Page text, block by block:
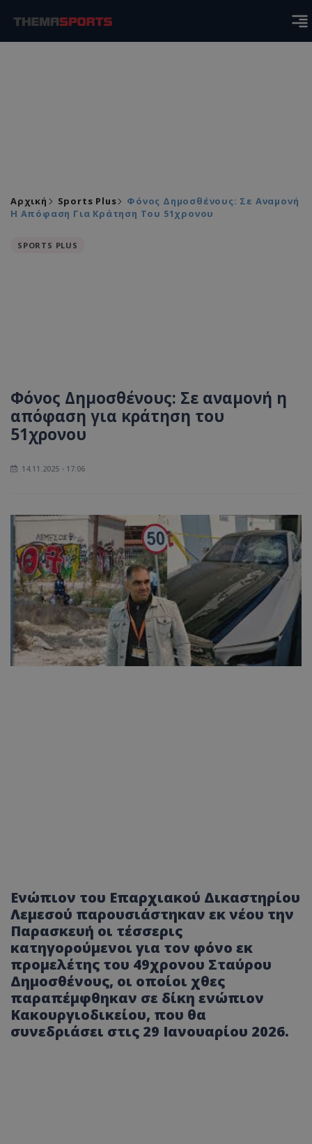
Αρχική Sports Plus
Φόνος Δημοσθένους: Σε Αναμονή
Η Απόφαση Για Κράτηση Του 51χρονου
SPORTS PLUS
Φόνος Δημοσθένους: Σε αναμονή η
απόφαση για κράτηση του
51χρονου
14.11.2025 - 17:06
Ενώπιον του Επαρχιακού Δικαστηρίου
Λεμεσού παρουσιάστηκαν εκ νέου την
Παρασκευή οι τέσσερις
κατηγορούμενοι για τον φόνο εκ
προμελέτης του 49χρονου Σταύρου
Δημοσθένους, οι οποίοι χθες
παραπέμφθηκαν σε δίκη ενώπιον
Κακουργιοδικείου, που θα
συνεδριάσει στις 29 Ιανουαρίου 2026.